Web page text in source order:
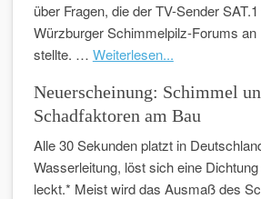
über Fragen, die der TV-Sender
Würzburger Schimmelpilz-Forums an
stellte. … Weiterlesen...
Neuerscheinung: Schimmel
Schadfaktoren am Bau
Alle 30 Sekunden platzt in
Wasserleitung, löst sich eine
leckt.* Meist wird das Ausmaß des